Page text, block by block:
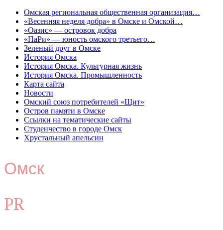
Омская региональная общественная организация…
«Весенняя неделя добра» в Омске и Омской…
«Оазис» — островок добра
«ПаРи» — юность омского третьего…
Зеленый друг в Омске
История Омска
История Омска. Культурная жизнь
История Омска. Промышленность
Карта сайта
Новости
Омский союз потребителей «Щит»
Остров памяти в Омске
Ссылки на тематические сайты
Студенчество в городе Омск
Хрустальный апельсин
Омск
PR